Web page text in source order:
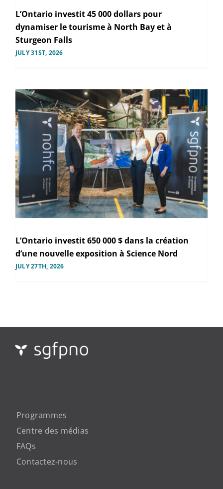
L’Ontario investit 45 000 dollars pour
dynamiser le tourisme à North Bay et à
Sturgeon Falls
JULY 31ST, 2026
L’Ontario investit 650 000 $ dans la création
d’une nouvelle exposition à Science Nord
JULY 27TH, 2026
Programmes
Centre des médias
FAQs
Contactez-nous